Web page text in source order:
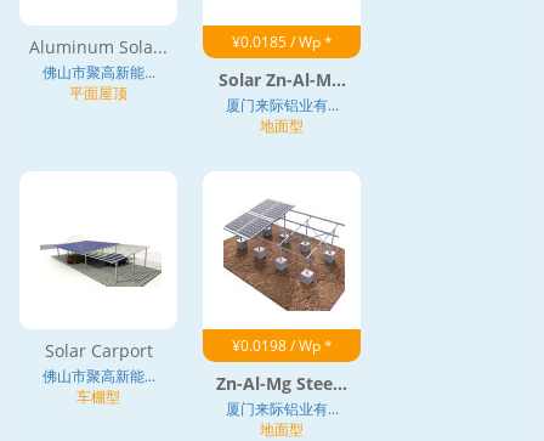
Aluminum Sola...
佛山市聚高新能...
平面屋顶
¥0.0185 / Wp *
Solar Zn-Al-M...
厦门来际铝业有...
地面型
Solar Carport
佛山市聚高新能...
车棚型
¥0.0198 / Wp *
Zn-Al-Mg Stee...
厦门来际铝业有...
地面型